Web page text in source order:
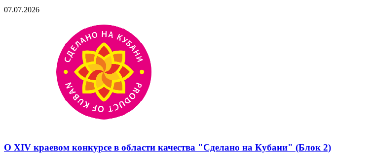
07.07.2026
О XIV краевом конкурсе в области качества "Сделано на Кубани" (Блок 2)